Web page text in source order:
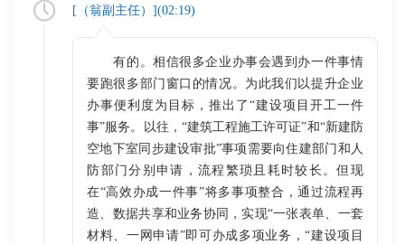
[（翁副主任）](02:19)
有的。相信很多企业办事会遇到办一件事情
要跑很多部门窗口的情况。为此我们以提升企业
办事便利度为目标，推出了“建设项目开工一件
事”服务。以往，“建筑工程施工许可证”和“新建防
空地下室同步建设审批”事项需要向住建部门和人
防部门分别申请，流程繁琐且耗时较长。但现
在“高效办成一件事”将多事项整合，通过流程再
造、数据共享和业务协同，实现“一张表单、一套
材料、一网申请”即可办成多项业务，“建设项目